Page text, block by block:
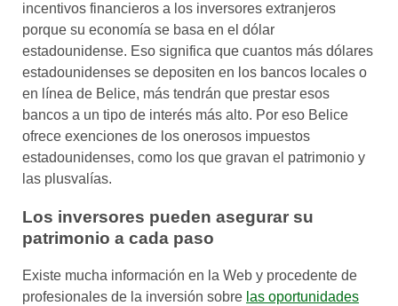
incentivos financieros a los inversores extranjeros
porque su economía se basa en el dólar
estadounidense. Eso significa que cuantos más dólares
estadounidenses se depositen en los bancos locales o
en línea de Belice, más tendrán que prestar esos
bancos a un tipo de interés más alto. Por eso Belice
ofrece exenciones de los onerosos impuestos
estadounidenses, como los que gravan el patrimonio y
las plusvalías.
Los inversores pueden asegurar su
patrimonio a cada paso
Existe mucha información en la Web y procedente de
profesionales de la inversión sobre las oportunidades